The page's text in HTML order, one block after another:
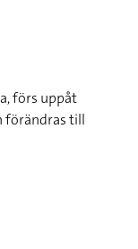
förs uppåt
förändras till